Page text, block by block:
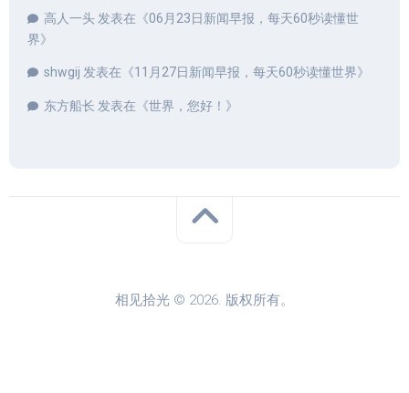
高人一头发表在《06月23日新闻早报，每天60秒读懂世
界》
shwgij 发表在《11月27日新闻早报，每天60秒读懂世界》
东方船长 发表在《世界，您好！ 》
相见拾光 © 2026. 版权所有。